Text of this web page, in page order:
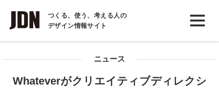
つくる、使う、考える人の
デザイン情報サイト
INTERVIEW
インタビュー
ニュース
Whateverがクリエイティブディレクシ